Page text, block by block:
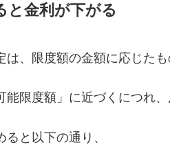
と金利が下がる
、限度額の金額に応じたも
能限度額」に近づくにつれ
と以下の通り、